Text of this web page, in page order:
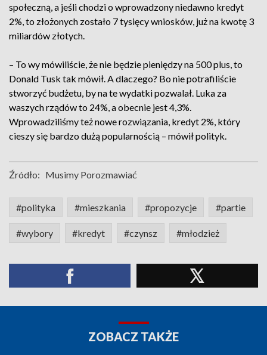
społeczną, a jeśli chodzi o wprowadzony niedawno kredyt
2%, to złożonych zostało 7 tysięcy wniosków, już na kwotę 3
miliardów złotych.
– To wy mówiliście, że nie będzie pieniędzy na 500 plus, to
Donald Tusk tak mówił. A dlaczego? Bo nie potrafiliście
stworzyć budżetu, by na te wydatki pozwalał. Luka za
waszych rządów to 24%, a obecnie jest 4,3%.
Wprowadziliśmy też nowe rozwiązania, kredyt 2%, który
cieszy się bardzo dużą popularnością – mówił polityk.
Źródło: Musimy Porozmawiać
#polityka #mieszkania #propozycje #partie
#wybory #kredyt #czynsz #młodzież
ZOBACZ TAKŻE